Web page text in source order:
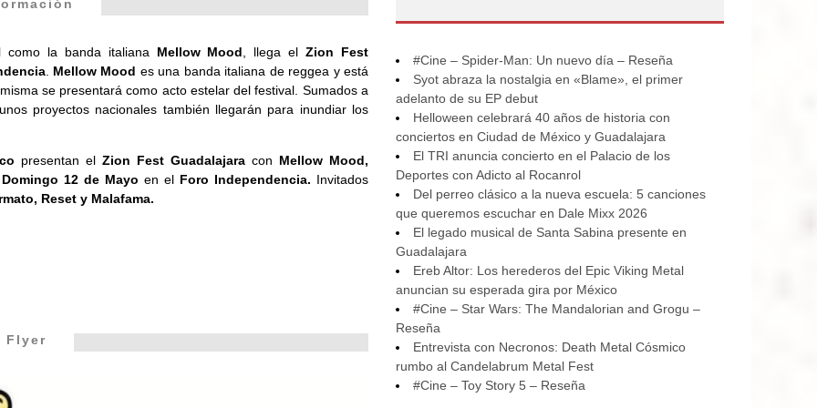
como la banda italiana Mellow Mood , llega elZion Fest
. Mellow Mood es una banda italiana de reggea y está
se presentará como acto estelar del festival. Sumados a
proyectos nacionales también llegarán para inundiar los
presentan el Zion Fest Guadalajara con Mellow Mood,
Domingo 12 de Mayo en el Foro Independencia. Invitados
Reset y Malafama.
Flyer
#Cine – Spider-Man: Un nuevo día – Reseña
Syot abraza la nostalgia en «Blame», el primer
adelanto de su EP debut
Helloween celebrará 40 años de historia con
conciertos en Ciudad de México y Guadalajara
El TRI anuncia concierto en el Palacio de los
Deportes con Adicto al Rocanrol
Del perreo clásico a la nueva escuela: 5 canciones
que queremos escuchar en Dale Mixx 2026
El legado musical de Santa Sabina presente en
Guadalajara
Ereb Altor: Los herederos del Epic Viking Metal
anuncian su esperada gira por México
#Cine – Star Wars: The Mandalorian and Grogu –
Reseña
Entrevista con Necronos: Death Metal Cósmico
rumbo al Candelabrum Metal Fest
#Cine – Toy Story 5 – Reseña